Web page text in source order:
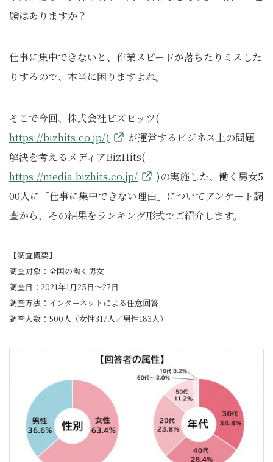
験はありますか？
仕事に集中できないと、作業スピードが落ちたりミスした
りするので、本当に困りますよね。
そこで今回、株式会社ビズヒッツ(
https://bizhits.co.jp/)
が運営するビジネス上の問題
解決を考えるメディアBizHits(
https://media.bizhits.co.jp/
)の実施した、働く男女5
00人に「仕事に集中できない理由」についてアンケート調
査から、その結果をランキング形式でご紹介します。
【調査概要】
調査対象：全国の働く男女
調査日：2021年1月25日～27日
調査方法：インターネットによる任意回答
調査人数：500人（女性317人／男性183人）